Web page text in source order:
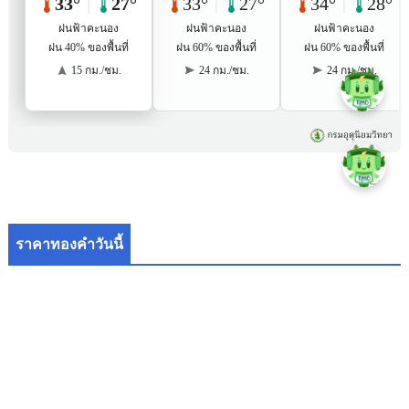
ราคาทองคำวันนี้